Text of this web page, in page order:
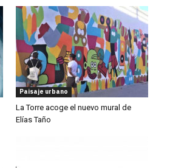
Paisaje urbano
La Torre acoge el nuevo mural de
Elías Taño